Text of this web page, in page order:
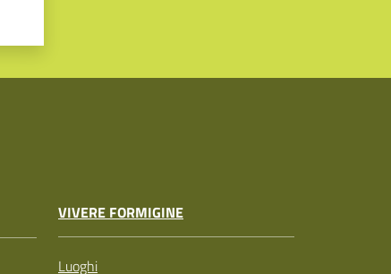
VIVERE FORMIGINE
Luoghi